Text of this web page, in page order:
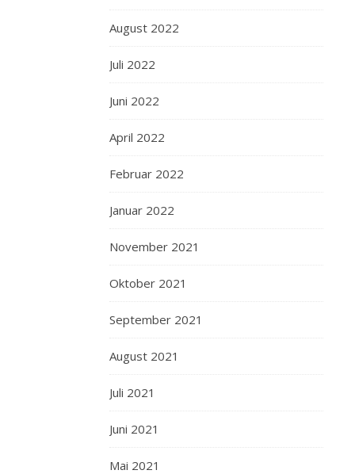
August 2022
Juli 2022
Juni 2022
April 2022
Februar 2022
Januar 2022
November 2021
Oktober 2021
September 2021
August 2021
Juli 2021
Juni 2021
Mai 2021